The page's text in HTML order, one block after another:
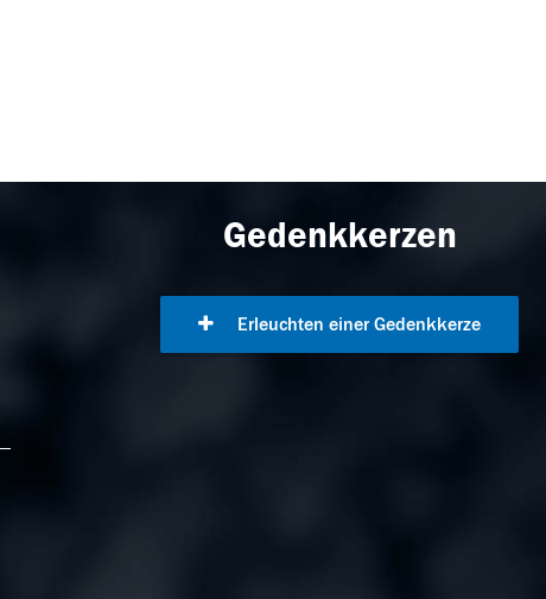
Gedenkkerzen
Erleuchten einer Gedenkkerze